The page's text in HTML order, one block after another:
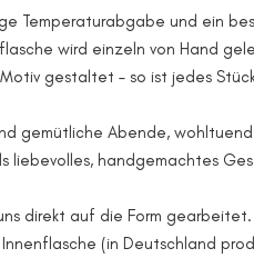
Temperaturabgabe und ein
wird einzeln von Hand
gestaltet – so ist jedes
gemütliche Abende,
liebevolles, handgemachtes
direkt auf die Form
Innenflasche (in Deutschland